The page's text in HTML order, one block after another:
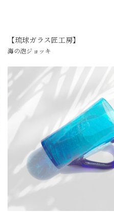
【琉球ガラス匠工房】
海の泡ジョッキ